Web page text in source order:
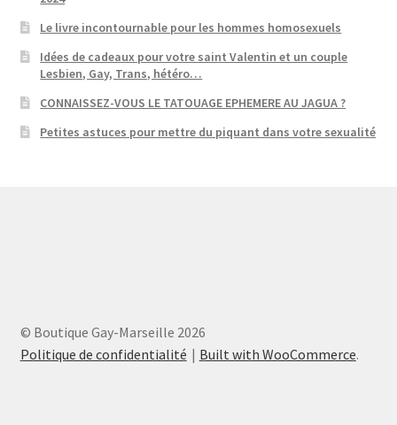
Le livre incontournable pour les hommes homosexuels
Idées de cadeaux pour votre saint Valentin et un couple
Lesbien, Gay, Trans, hétéro…
CONNAISSEZ-VOUS LE TATOUAGE EPHEMERE AU JAGUA ?
Petites astuces pour mettre du piquant dans votre sexualité
© Boutique Gay-Marseille 2026
Politique de confidentialité
Built with WooCommerce.